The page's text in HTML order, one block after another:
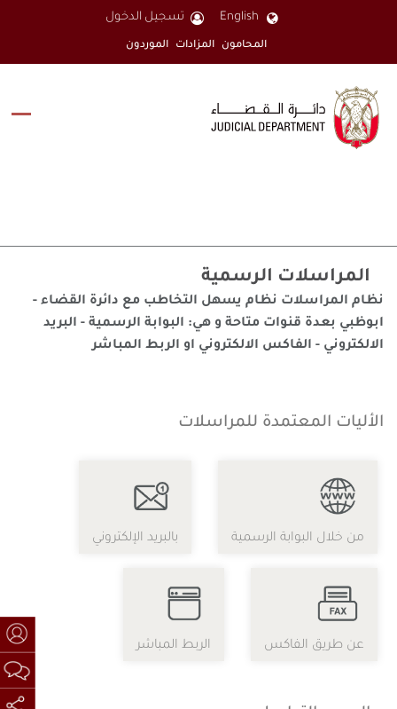
English تسجيل الدخول
المحامون المزادات الموردون
المراسلات الرسمية
نظام المراسلات نظام يسهل التخاطب مع دائرة القضاء -
ابوظبي بعدة قنوات متاحة و هي: البوابة الرسمية - البريد
الالكتروني - الفاكس الالكتروني او الربط المباشر
الأليات المعتمدة للمراسلات
من خلال البوابة الرسمية بالبريد الإلكتروني
عن طريق الفاكس
الربط المباشر